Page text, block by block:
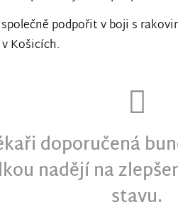
podpořit v boji s
Košicích.
doporučená
nadějí na
stavu.